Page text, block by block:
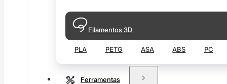
Filamentos 3D
PLA PETG ASA ABS PC
Ferramentas